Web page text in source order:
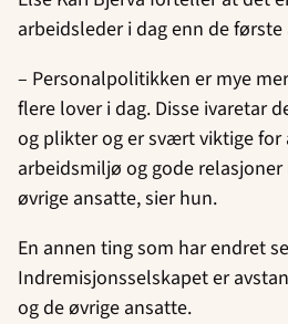
arbeidsleder i dag enn de
– Personalpolitikken er mye
flere lover i dag. Disse ivaretar
og plikter og er svært viktige for
arbeidsmiljø og gode
øvrige ansatte, sier hun.
En annen ting som har endret
Indremisjonsselskapet er
og de øvrige ansatte.